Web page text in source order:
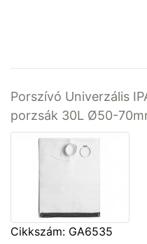
Porszívó Univerzális
porzsák 30L Ø50-
Cikkszám: GA6535